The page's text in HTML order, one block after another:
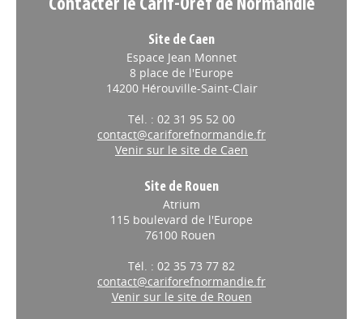
Contacter le Carif-Oref de Normandie
Site de Caen
Espace Jean Monnet
8 place de l'Europe
14200 Hérouville-Saint-Clair
Tél. : 02 31 95 52 00
contact@cariforefnormandie.fr
Venir sur le site de Caen
Site de Rouen
Atrium
115 boulevard de l'Europe
76100 Rouen
Tél. : 02 35 73 77 82
contact@cariforefnormandie.fr
Venir sur le site de Rouen